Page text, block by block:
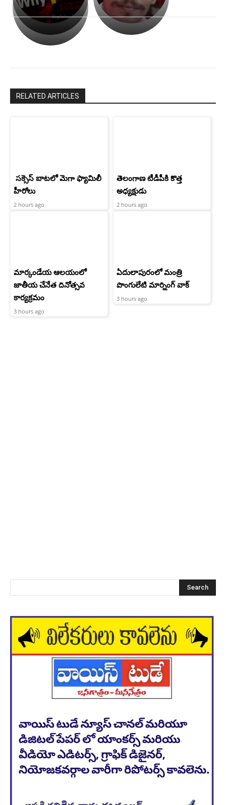
అసంపూర్ణం
స్టార్
హీరోయిన్‏గా
శ్రీనిధి
తీర్చుకున్న
ఉపాసన..
పాపం
రామ్
RELATED ARTICLES
సక్సెస్ బాటలో మెగా ఫ్యామిలీ
హీరోలు
2 hours ago
తెలంగాణ టీడీపీకి కొత్త
అధ్యక్షుడు
2 hours ago
మార్కండేయ ఆలయంలో
జాతీయ చేనేత దినోత్సవ
కార్యక్రమం
3 hours ago
ఏదులాపురంలో మంత్రి
పొంగులేటి మార్నింగ్ వాక్
3 hours ago
Search